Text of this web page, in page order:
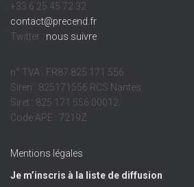
+33 6 25 45 72 32
contact@precend.fr
Twitter : nous suivre
n° TVA : FR87 825 171 556
Siren : 825171556 RCS Nantes
Siret : 825 171 556 00012
Code APE : 7219Z
Mentions légales
Je m’inscris à la liste de diffusion